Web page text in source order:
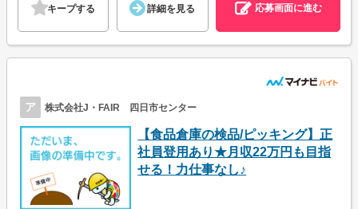
キープする 詳細を見る 応募画面に進む
ア 株式会社J・FAIR 四日市センター
【食品倉庫の検品/ピッキング】正
社員登用あり★月収22万円も目指
せる！力仕事なし♪